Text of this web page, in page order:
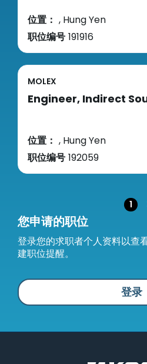
位置： , Hung Yen
职位编号 191916
MOLEX
Engineer, Indirect
位置： , Hung Yen
职位编号 192059
页面
1
您申请的职位
登录您的求职者个人资料以查
建职位提醒。
登录